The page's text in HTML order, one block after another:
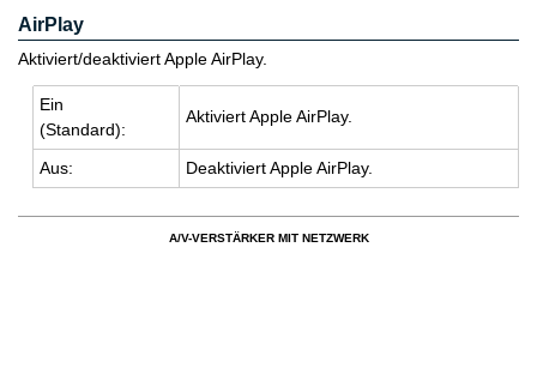
AirPlay
Aktiviert/deaktiviert Apple AirPlay.
Ein
(Stan­dard):
Ak­ti­viert Apple Air­Play.
Aus: De­ak­ti­viert Apple Air­Play.
A/V-VERSTÄRKER MIT NETZWERK